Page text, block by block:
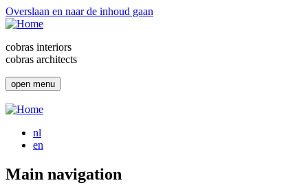
Overslaan en naar de inhoud gaan
cobras interiors
cobras architects
open menu
nl
en
Main navigation